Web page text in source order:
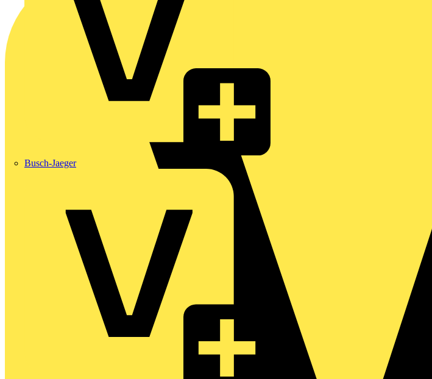
Busch-Jaeger